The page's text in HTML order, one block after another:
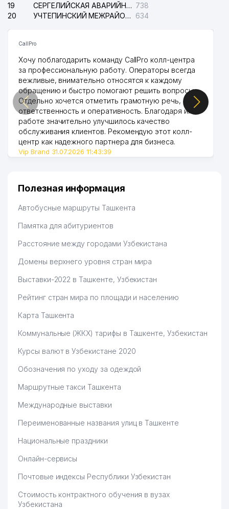
19
СЕРГЕЛИЙСКАЯ АВАРИЙНАЯ СЛУЖБА ЭЛЕКТРОСЕТИ 738
20
УЧТЕПИНСКИЙ МЕЖРАЙОННЫЙ СУД ПО ГРАЖДАНСКИМ ДЕЛАМ 634
CallPro
Хочу поблагодарить команду CallPro колл-центра
за профессиональную работу. Операторы всегда
вежливые, внимательно относятся к каждому
обращению и быстро помогают решить вопросы.
Отдельно хочется отметить грамотную речь,
ответственность и оперативность. Благодаря их
работе значительно улучшилось качество
обслуживания клиентов. Рекомендую этот колл-
центр как надежного партнера для бизнеса.
Vip Brand 31.07.2026 11:43:39
Полезная информация
Автобусные маршруты Ташкента
Памятка для абитуриентов
Расстояние между городами Узбекистана
Домены верхнего уровня стран мира
Выставки-2022 в Ташкенте, Узбекистан
Рейтинг стран мира по площади и населению
Карта Ташкента
Коммунальные (ЖКХ) тарифы в Ташкенте, Узбекистан
Курсы валют в Узбекистане 2020
Обозначения по уходу за одеждой
Маршрутные такси Ташкента
Международные выставки
Переименованные названия улиц в Ташкенте
Национальные праздники
Онлайн-сервисы
Почтовые индексы Республики Узбекистан
Стоимость контрактного обучения в вузах
Узбекистана